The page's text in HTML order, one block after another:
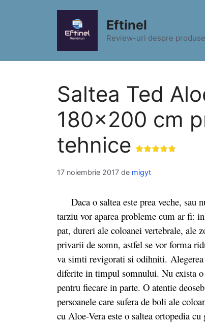
Eftinel
Review-uri despre produse
Saltea Ted
180×200 cm
tehnice
17 noiembrie 2017 de migyt
Daca o saltea este prea veche, sau
tarziu vor aparea probleme cum ar fi:
pat, dureri ale coloanei vertebrale, ale
privarii de somn, astfel se vor forma
va simti revigorati si odihniti. Alegerea
diferite in timpul somnului. Nu exista o
pentru fiecare in parte. O atentie
persoanele care sufera de boli ale
cu Aloe-Vera este o saltea ortopedia